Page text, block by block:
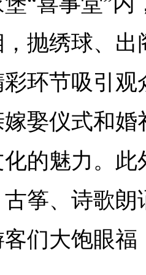
抛绣球、
环节吸引
娶仪式和
的魅力。
筝、诗歌
们大饱眼福